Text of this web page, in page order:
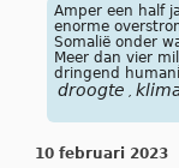
Amper een half
enorme
Somalië onder
Meer dan vier
dringend
droogte
10 februari 2023